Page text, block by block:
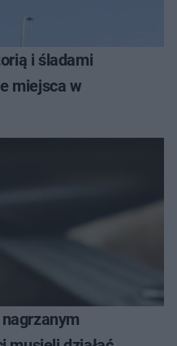
i śladami
miejsca w